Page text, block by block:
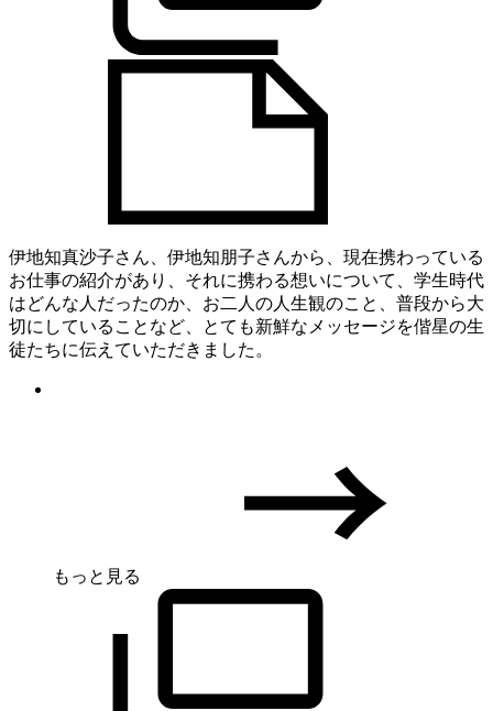
伊地知真沙子さん、伊地知朋子さんから、現在携わっている
お仕事の紹介があり、それに携わる想いについて、学生時代
はどんな人だったのか、お二人の人生観のこと、普段から大
切にしていることなど、とても新鮮なメッセージを偕星の生
徒たちに伝えていただきました。
もっと見る